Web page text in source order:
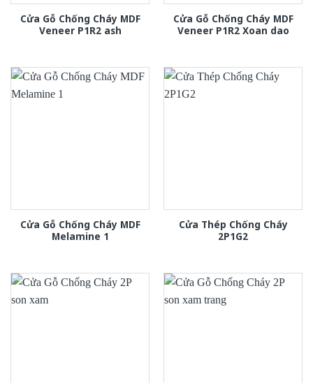
Cửa Gỗ Chống Cháy MDF
Veneer P1R2 ash
Cửa Gỗ Chống Cháy MDF
Veneer P1R2 Xoan dao
Cửa Gỗ Chống Cháy MDF
Melamine 1
Cửa Thép Chống Cháy
2P1G2